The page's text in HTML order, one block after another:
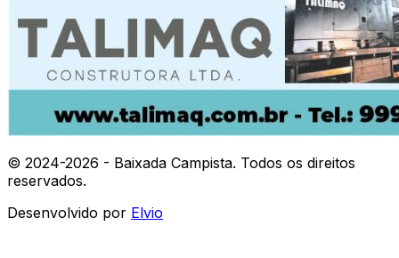
© 2024-2026 - Baixada Campista. Todos os direitos
reservados.
Desenvolvido por Elvio